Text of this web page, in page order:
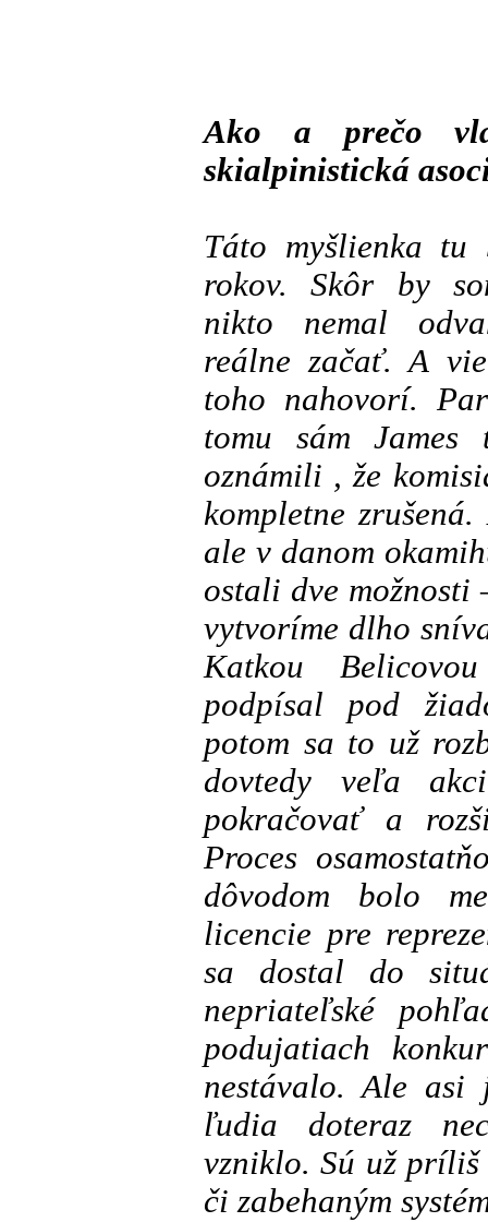
Ako a prečo
skialpinistická
Táto myšlienka tu
rokov. Skôr by
nikto nemal
reálne začať. A
toho nahovorí.
tomu sám
oznámili , že
kompletne
ale v danom
ostali dve
vytvoríme dlho
Katkou
podpísal pod
potom sa to už
dovtedy veľa
pokračovať a
Proces
dôvodom bolo
licencie pre
sa dostal do
nepriateľské
podujatiach
nestávalo. Ale
ľudia doteraz
vzniklo. Sú už
či zabehaným